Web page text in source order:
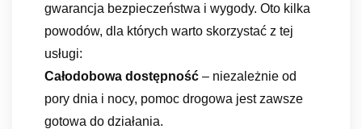
gwarancja bezpieczeństwa i wygody. Oto kilka
powodów, dla których warto skorzystać z tej
usługi:
Całodobowa dostępność – niezależnie od
pory dnia i nocy, pomoc drogowa jest zawsze
gotowa do działania.